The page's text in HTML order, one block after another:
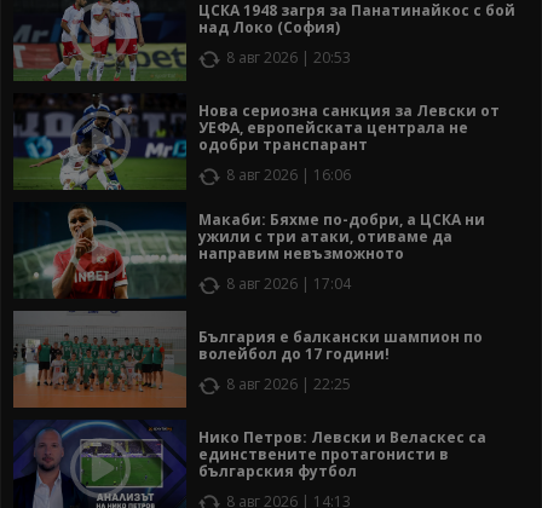
ЦСКА 1948 загря за Панатинайкос с бой
над Локо (София)
8 авг 2026 | 20:53
Нова сериозна санкция за Левски от
УЕФА, европейската централа не
одобри транспарант
8 авг 2026 | 16:06
Макаби: Бяхме по-добри, а ЦСКА ни
ужили с три атаки, отиваме да
направим невъзможното
8 авг 2026 | 17:04
България е балкански шампион по
волейбол до 17 години!
8 авг 2026 | 22:25
Нико Петров: Левски и Веласкес са
единствените протагонисти в
българския футбол
8 авг 2026 | 14:13